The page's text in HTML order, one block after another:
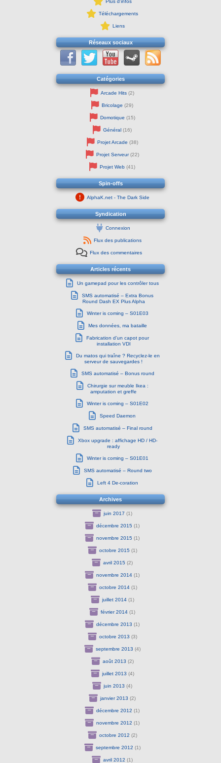
Plus d'infos
Téléchargements
Liens
Réseaux sociaux
Catégories
Arcade Hits (2)
Bricolage (29)
Domotique (15)
Général (16)
Projet Arcade (38)
Projet Serveur(22)
Projet Web (41)
Spin-offs
AlphaK.net - The Dark Side
Syndication
Connexion
Flux des publications
Flux des commentaires
Articles récents
Un gamepad pour les contrôler tous
SMS automatisé – Extra Bonus
Round Dash EX Plus Alpha
Winter is coming – S01E03
Mes données, ma bataille
Fabrication d’un capot pour
installation VDI
Du matos qui traîne ? Recyclez-le en
serveur de sauvegardes !
SMS automatisé – Bonus round
Chirurgie sur meuble Ikea :
amputation et greffe
Winter is coming – S01E02
Speed Daemon
SMS automatisé – Final round
Xbox upgrade : affichage HD / HD-
ready
Winter is coming – S01E01
SMS automatisé – Round two
Left 4 De-coration
Archives
juin 2017 (1)
décembre 2015 (1)
novembre 2015 (1)
octobre 2015 (1)
avril 2015 (2)
novembre 2014 (1)
octobre 2014(1)
juillet 2014(1)
février 2014 (1)
décembre 2013 (1)
octobre 2013 (3)
septembre 2013 (4)
août 2013 (2)
juillet 2013 (4)
juin 2013 (4)
janvier 2013 (2)
décembre 2012 (1)
novembre 2012 (1)
octobre 2012 (2)
septembre 2012 (1)
avril 2012 (1)